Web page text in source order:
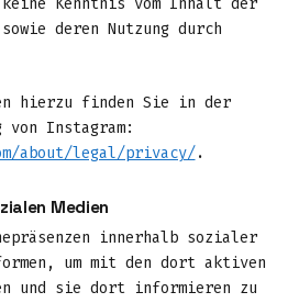
Kenntnis vom Inhalt der
deren Nutzung durch
hierzu finden Sie in der
von Instagram:
about/legal/privacy/.
Medien
innerhalb sozialer
um mit den dort aktiven
und sie dort informieren zu